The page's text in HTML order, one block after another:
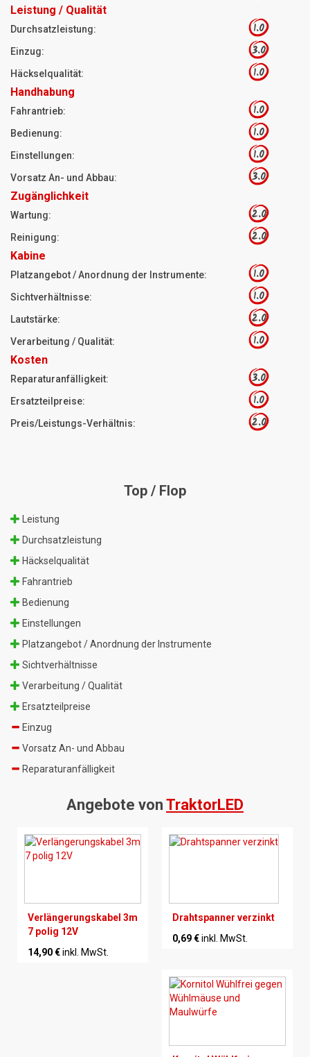
Leistung / Qualität
Durchsatzleistung: 1.0
Einzug: 3.0
Häckselqualität: 1.0
Handhabung
Fahrantrieb: 1.0
Bedienung: 1.0
Einstellungen: 1.0
Vorsatz An- und Abbau: 3.0
Zugänglichkeit
Wartung: 2.0
Reinigung: 2.0
Kabine
Platzangebot / Anordnung der Instrumente: 1.0
Sichtverhältnisse: 1.0
Lautstärke: 2.0
Verarbeitung / Qualität: 1.0
Kosten
Reparaturanfälligkeit: 3.0
Ersatzteilpreise: 1.0
Preis/Leistungs-Verhältnis: 2.0
Top / Flop
Leistung
Durchsatzleistung
Häckselqualität
Fahrantrieb
Bedienung
Einstellungen
Platzangebot / Anordnung der Instrumente
Sichtverhältnisse
Verarbeitung / Qualität
Ersatzteilpreise
Einzug
Vorsatz An- und Abbau
Reparaturanfälligkeit
Angebote von TraktorLED
Verlängerungskabel 3m
7 polig 12V
14,90 €inkl. MwSt.
Drahtspanner verzinkt
0,69 €inkl. MwSt.